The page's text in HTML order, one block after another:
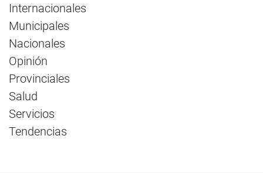
Internacionales
Municipales
Nacionales
Opinión
Provinciales
Salud
Servicios
Tendencias